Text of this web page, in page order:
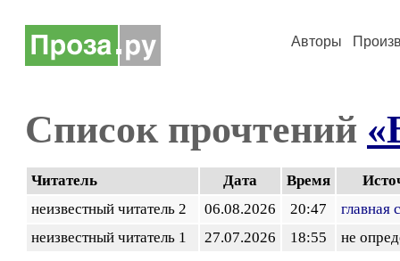
Авторы
Список прочтений
Читатель Дата Время
неизвестный читатель 2
06.08.2026 20:47
главная
неизвестный читатель 1
27.07.2026 18:55 не